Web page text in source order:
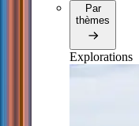
Par
thèmes
Explorations